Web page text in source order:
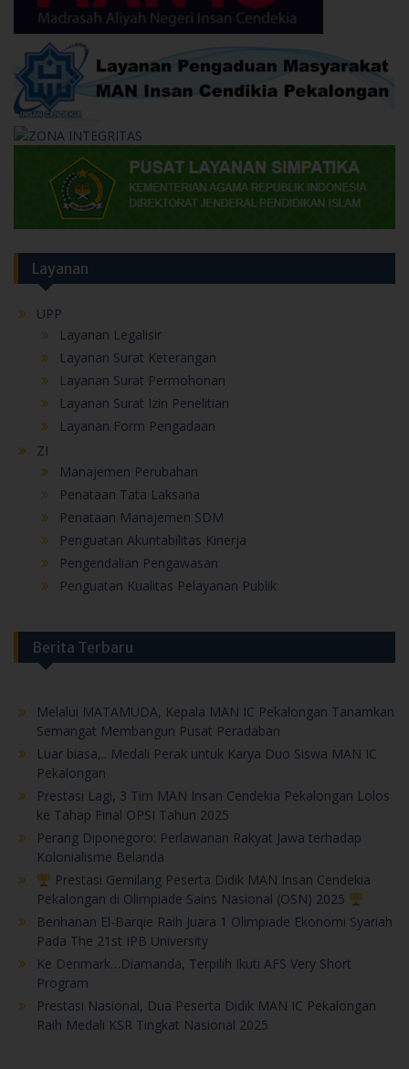
Layanan
UPP
Layanan Legalisir
Layanan Surat Keterangan
Layanan Surat Permohonan
Layanan Surat Izin Penelitian
Layanan Form Pengadaan
ZI
Manajemen Perubahan
Penataan Tata Laksana
Penataan Manajemen SDM
Penguatan Akuntabilitas Kinerja
Pengendalian Pengawasan
Penguatan Kualitas Pelayanan Publik
Berita Terbaru
Melalui MATAMUDA, Kepala MAN IC Pekalongan Tanamkan
Semangat Membangun Pusat Peradaban
Luar biasa,.. Medali Perak untuk Karya Duo Siswa MAN IC
Pekalongan
Prestasi Lagi, 3 Tim MAN Insan Cendekia Pekalongan Lolos
ke Tahap Final OPSI Tahun 2025
Perang Diponegoro: Perlawanan Rakyat Jawa terhadap
Kolonialisme Belanda
Prestasi Gemilang Peserta Didik MAN Insan Cendekia
Pekalongan di Olimpiade Sains Nasional (OSN) 2025
Benhanan El-Barqie Raih Juara 1 Olimpiade Ekonomi Syariah
Pada The 21st IPB University
Ke Denmark…Diamanda, Terpilih Ikuti AFS Very Short
Program
Prestasi Nasional, Dua Peserta Didik MAN IC Pekalongan
Raih Medali KSR Tingkat Nasional 2025